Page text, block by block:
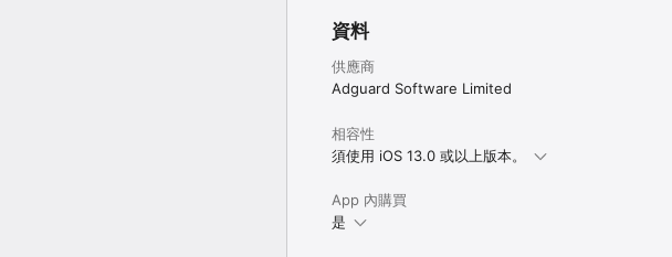
資料
供應商
Adguard Software Limited
相容性
須使用 iOS 13.0 或以上版本。
App 內購買
是